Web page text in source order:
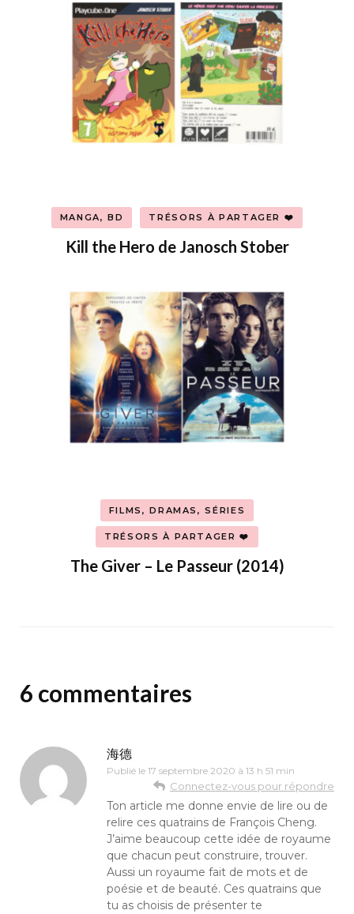
MANGA, BD TRÉSORS À PARTAGER ❤️
Kill the Hero de Janosch Stober
FILMS, DRAMAS, SÉRIES
TRÉSORS À PARTAGER ❤️
The Giver – Le Passeur (2014)
6 commentaires
海德
Publié le 17 septembre 2020 à 13 h 51 min
Connectez-vous pour répondre
Ton article me donne envie de lire ou de
relire ces quatrains de François Cheng.
J’aime beaucoup cette idée de royaume
que chacun peut construire, trouver.
Aussi un royaume fait de mots et de
poésie et de beauté. Ces quatrains que
tu as choisis de présenter te